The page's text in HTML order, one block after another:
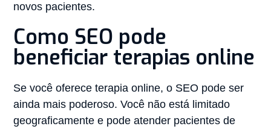
novos pacientes.
Como SEO pode
beneficiar terapias online
Se você oferece terapia online, o SEO pode ser
ainda mais poderoso. Você não está limitado
geograficamente e pode atender pacientes de